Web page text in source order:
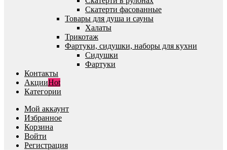
Скатерти фасованные
Товары для душа и сауны
Халаты
Трикотаж
Фартуки, сидушки, наборы для кухни
Сидушки
Фартуки
Контакты
АкцииHot
Категории
Мой аккаунт
Избранное
Корзина
Войти
Регистрация